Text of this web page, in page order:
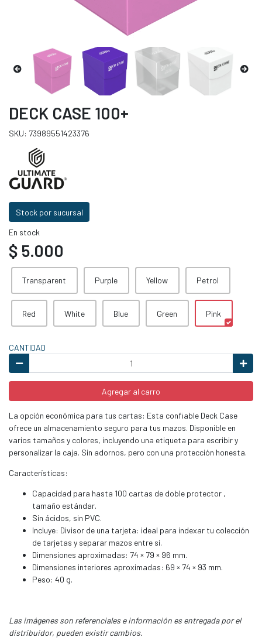
DECK CASE 100+
SKU: 73989551423376
Stock por sucursal
En stock
$ 5.000
Transparent Purple Yellow Petrol
Red White Blue Green Pink
CANTIDAD
Agregar al carro
La opción económica para tus cartas: Esta confiable Deck Case
ofrece un almacenamiento seguro para tus mazos. Disponible en
varios tamaños y colores, incluyendo una etiqueta para escribir y
personalizar la caja. Sin adornos, pero con una protección honesta.
Características:
Capacidad para hasta 100 cartas de doble protector ,
tamaño estándar.
Sin ácidos, sin PVC.
Incluye: Divisor de una tarjeta: ideal para indexar tu colección
de tarjetas y separar mazos entre sí.
Dimensiones aproximadas: 74 × 79 × 96 mm.
Dimensiones interiores aproximadas: 69 × 74 × 93 mm.
Peso: 40 g.
Las imágenes son referenciales e información es entregada por el
distribuidor, pueden existir cambios.